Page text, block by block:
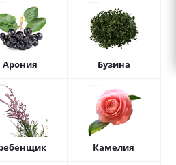
Арония Бузина
Камелия